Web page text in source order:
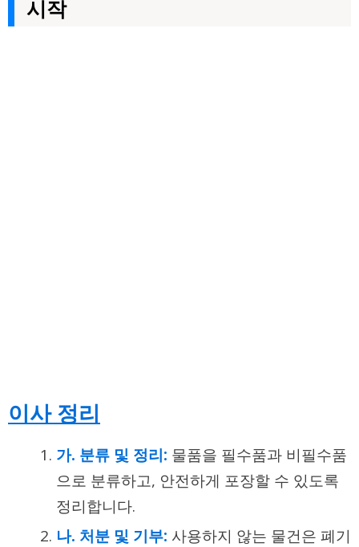
시작
이사 정리
가. 분류 및 정리: 물품을 필수품과 비필수품
으로 분류하고, 안전하게 포장할 수 있도록
정리합니다.
나. 처분 및 기부: 사용하지 않는 물건은 폐기